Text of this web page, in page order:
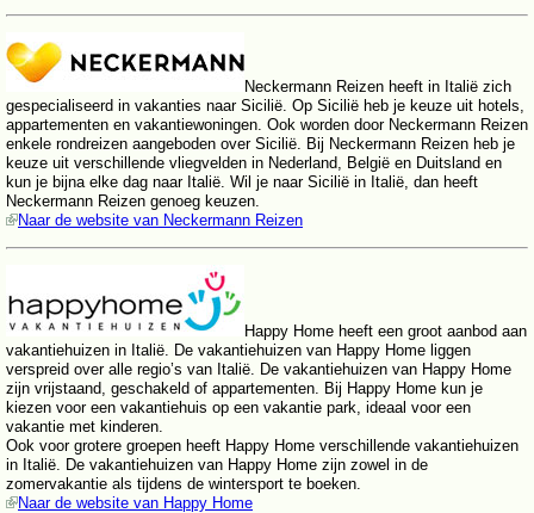
Neckermann Reizen heeft in Italië zich
gespecialiseerd in vakanties naar Sicilië. Op Sicilië heb je keuze uit hotels,
appartementen en vakantiewoningen. Ook worden door Neckermann Reizen
enkele rondreizen aangeboden over Sicilië. Bij Neckermann Reizen heb je
keuze uit verschillende vliegvelden in Nederland, België en Duitsland en
kun je bijna elke dag naar Italië. Wil je naar Sicilië in Italië, dan heeft
Neckermann Reizen genoeg keuzen.
Naar de website van Neckermann Reizen
Happy Home heeft een groot aanbod aan
vakantiehuizen in Italië. De vakantiehuizen van Happy Home liggen
verspreid over alle regio’s van Italië. De vakantiehuizen van Happy Home
zijn vrijstaand, geschakeld of appartementen. Bij Happy Home kun je
kiezen voor een vakantiehuis op een vakantie park, ideaal voor een
vakantie met kinderen.
Ook voor grotere groepen heeft Happy Home verschillende vakantiehuizen
in Italië. De vakantiehuizen van Happy Home zijn zowel in de
zomervakantie als tijdens de wintersport te boeken.
Naar de website van Happy Home